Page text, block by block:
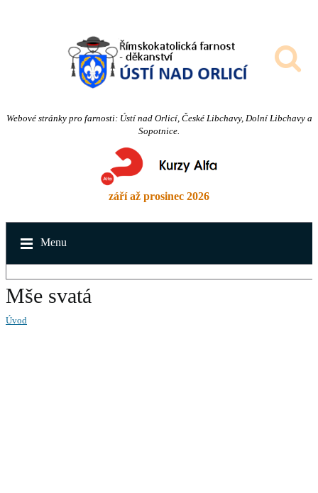
Webové stránky pro farnosti: Ústí nad Orlicí, České Libchavy, Dolní Libchavy a
Sopotnice.
září až prosinec 2026
Menu
Mše svatá
Úvod